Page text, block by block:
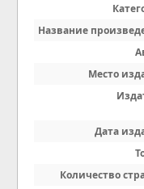
Название
Место
Дата
Количество